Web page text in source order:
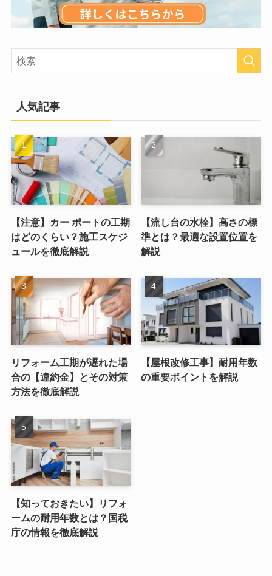
人気記事
【注意】カー ポートの工期
はどのくらい？施工スケジ
ュールを徹底解説
【流し台の水栓】高さの標
準とは？最適な設置位置を
解説
リフォーム工期が遅れた場
合の【違約金】とその対策
方法を徹底解説
【屋根改修工事】耐用年数
の重要ポイントを解説
【知っておきたい】リフォ
ームの耐用年数とは？国税
庁の情報を徹底解説